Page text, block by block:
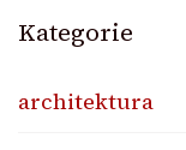
Kategorie
architektura